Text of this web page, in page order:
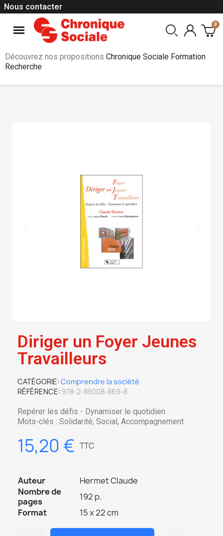
Nous contacter
Découvrez nos propositions Chronique Sociale Formation
Recherche
Diriger un Foyer Jeunes
Travailleurs
CATÉGORIE Comprendre la société
RÉFÉRENCE 978-2-85008-869-8
Repérer les défis - Dynamiser le quotidien
Mots-clés : Solidarité, Social, Accompagnement.
15,20 € TTC
Auteur
Hermet Claude
Nombre de
pages
192 p.
Format
15 x 22 cm